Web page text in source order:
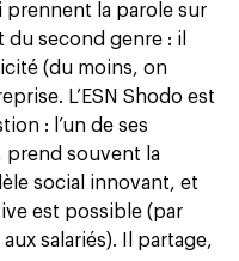
prennent la parole sur
second genre : il
(du moins, on
L’ESN Shodo est
: l’un de ses
prend souvent la
social innovant, et
est possible (par
salariés). Il partage,